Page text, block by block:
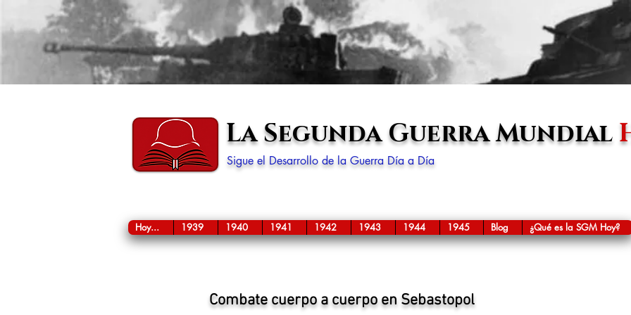
La Segunda Guerra Mundial
Sigue el Desarrollo de la Guerra Día a Día
Hoy... 1939 1940 1941 1942 1943 1944 1945 Blog ¿Qué es la SGM Hoy?
Combate cuerpo a cuerpo en Sebastopol